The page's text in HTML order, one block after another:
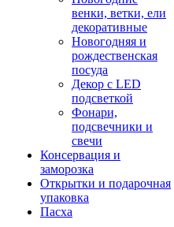
венки, ветки, ели
декоративные
Новогодняя и
рождественская
посуда
Декор с LED
подсветкой
Фонари,
подсвечники и
свечи
Консервация и
заморозка
Открытки и подарочная
упаковка
Пасха